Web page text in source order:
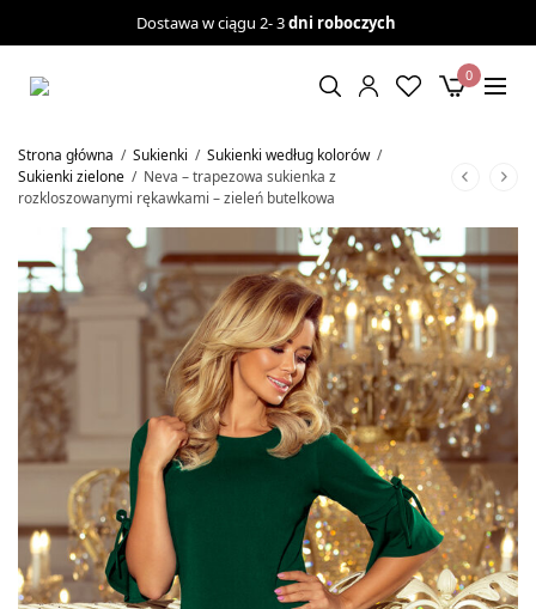
Dostawa w ciągu 2- 3dni roboczych
0
Strona główna / Sukienki / Sukienki według kolorów /
Sukienki zielone / Neva – trapezowa sukienka z
rozkloszowanymi rękawkami – zieleń butelkowa